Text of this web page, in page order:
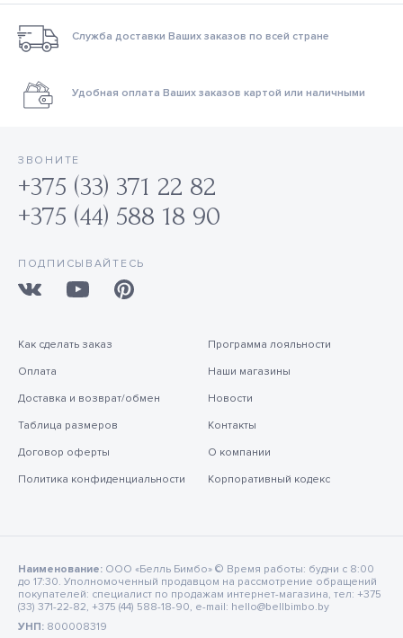
Служба доставки Ваших заказов по всей стране
Удобная оплата Ваших заказов картой или наличными
ЗВОНИТЕ
+375 (33) 371 22 82
+375 (44) 588 18 90
ПОДПИСЫВАЙТЕСЬ
Как сделать заказ
Оплата
Доставка и возврат/обмен
Таблица размеров
Договор оферты
Политика конфиденциальности
Программа лояльности
Наши магазины
Новости
Контакты
О компании
Корпоративный кодекс
Наименование: ООО «Белль Бимбо» © Время работы: будни с 8:00
до 17:30. Уполномоченный продавцом на рассмотрение обращений
покупателей: специалист по продажам интернет-магазина, тел: +375
(33) 371-22-82, +375 (44) 588-18-90, e-mail: hello@bellbimbo.by
УНП: 800008319